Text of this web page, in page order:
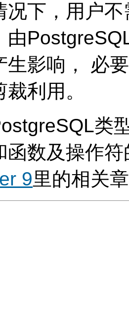
况下，用户
由
生影响， 必
利用。
类
函数及操作
9里的相关